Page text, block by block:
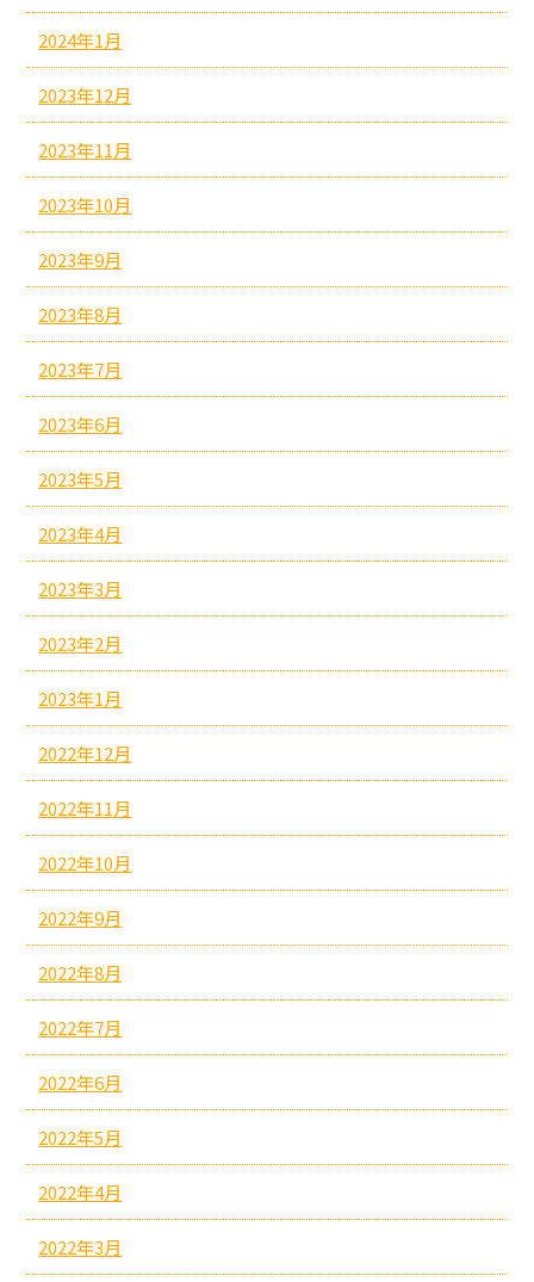
2024年1月
2023年12月
2023年11月
2023年10月
2023年9月
2023年8月
2023年7月
2023年6月
2023年5月
2023年4月
2023年3月
2023年2月
2023年1月
2022年12月
2022年11月
2022年10月
2022年9月
2022年8月
2022年7月
2022年6月
2022年5月
2022年4月
2022年3月